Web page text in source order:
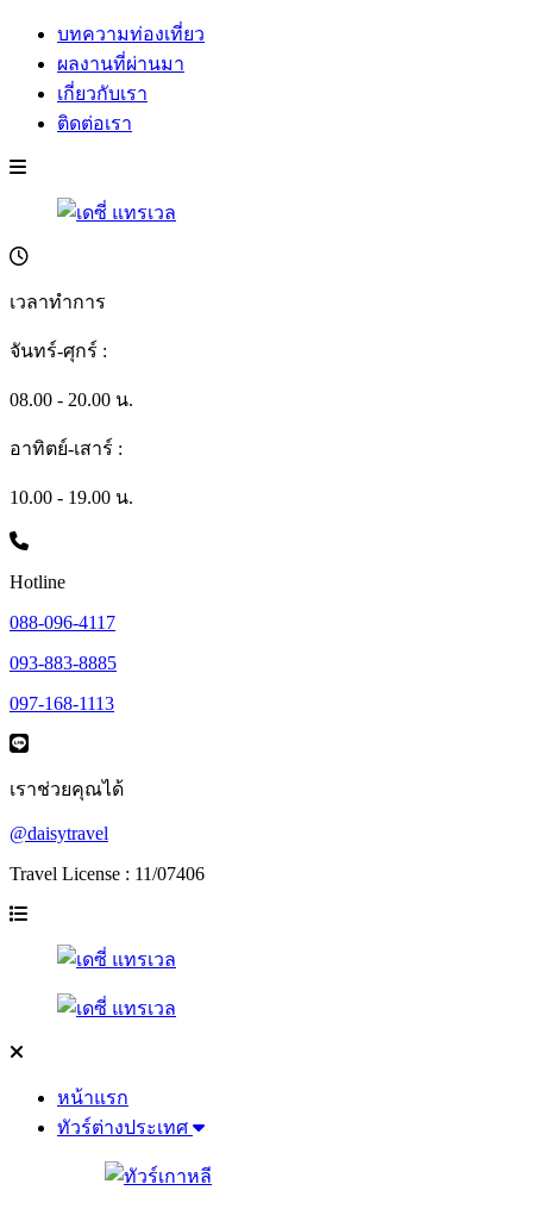
บทความท่องเที่ยว
ผลงานที่ผ่านมา
เกี่ยวกับเรา
ติดต่อเรา
เวลาทำการ
จันทร์-ศุกร์ :
08.00 - 20.00 น.
อาทิตย์-เสาร์ :
10.00 - 19.00 น.
Hotline
088-096-4117
093-883-8885
097-168-1113
เราช่วยคุณได้
@daisytravel
Travel License : 11/07406
หน้าแรก
ทัวร์ต่างประเทศ